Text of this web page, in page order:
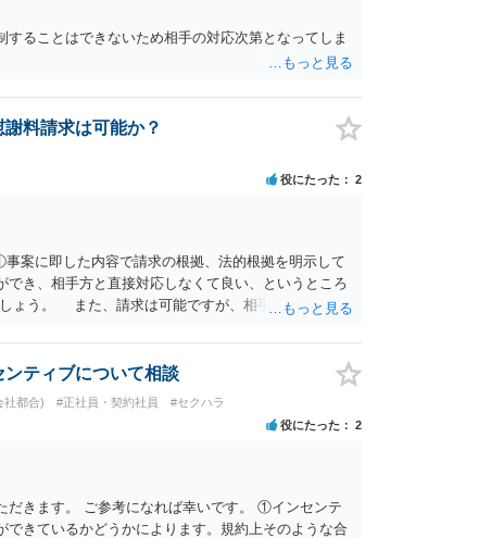
ることはできないため相手の対応次第となってしま
料請求は可能か？
役にたった 2
案に即した内容で請求の根拠、法的根拠を明示して
き、相手方と直接対応しなくて良い、というところ
う。 また、請求は可能ですが、相手が任意に払
す(証拠排除される場合があります。)。 ３ 会社がど
が、会社がセクハラ認定しなかったからといって、
。そういう報復的なことをしなければ名誉毀損には
通常は起こされません。 ５ 裁判をして、和解すれば
決認容額を払ってもらいます。任意に支払わない場
ます。 敗訴した場合、何も得られません。 ６ 弁
。また、現在は弁護士報酬は自由化されていますの
す。
ティブについて相談
社都合) #正社員・契約社員 #セクハラ
役にたった 2
だきます。 ご参考になれば幸いです。 ①インセンテ
できているかどうかによります。規約上そのような合